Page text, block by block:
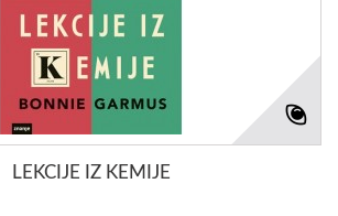
LEKCIJE IZ KEMIJE